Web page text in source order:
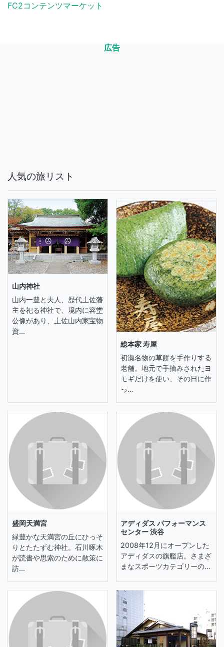
FC2コンテンツマーケット
広告
人気の旅リスト
山内神社
山内一豊と夫人、歴代土佐藩
主を祀る神社で、境内に容堂
公像があり、土佐山内家宝物
資...
総本家 寿屋
初瀬名物の草餅を手作りする
老舗。地元で手摘みされたヨ
モギだけを使い、その日に作
っ...
盛岡天満宮
緑豊かな天満宮の丘にひっそ
りとたたずむ神社。石川啄木
が読書や思索のために散策に
訪...
アディダス パフォーマンス
センター 渋谷
2008年12月にオープンした
アディダスの旗艦店。さまざ
まなスポーツカテゴリーの...